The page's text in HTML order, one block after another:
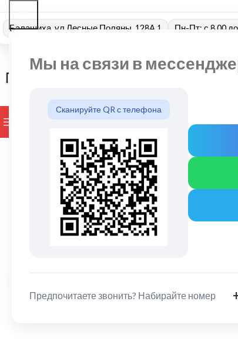
Мы на связи в
Сканируйте QR с телефона
Предпочитаете звонить? Набирайте номер
Балашиха, ул Лесные Поляны, 128А 1 Пн-Пт: с 8.00
ПРОСМОТР КАТЕГОРИЙ БРЕНДЫ